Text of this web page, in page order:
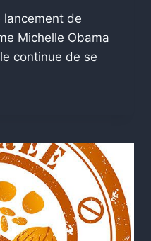
lancement de
Michelle Obama
continue de se